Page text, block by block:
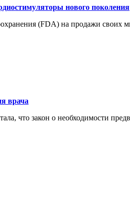
нового поколения
(FDA) на продажи
врача
что закон о необходимости